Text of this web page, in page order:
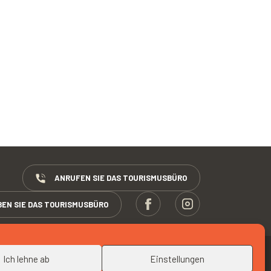
Ich lehne ab Einstellungen
ANRUFEN SIE DAS TOURISMUSBÜRO
SIE DAS TOURISMUSBÜRO